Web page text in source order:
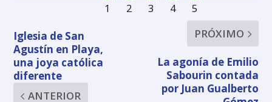
Iglesia de San
Agustín en Playa,
una joya católica
diferente
ANTERIOR
PRÓXIMO
La agonía de Emilio
Sabourin contada
por Juan Gualberto